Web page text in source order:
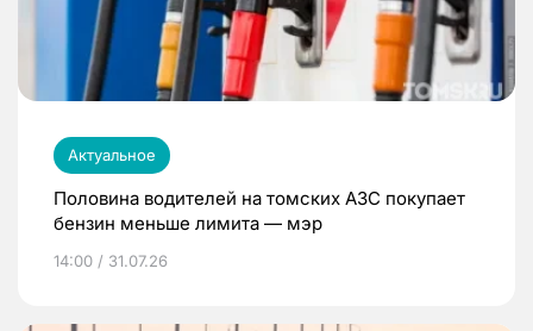
Актуальное
Половина водителей на томских АЗС покупает
бензин меньше лимита — мэр
14:00 / 31.07.26